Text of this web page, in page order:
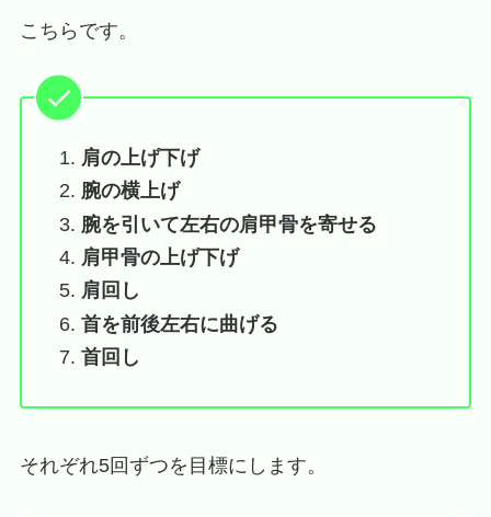
こちらです。
肩の上げ下げ
腕の横上げ
腕を引いて左右の肩甲骨を寄せる
肩甲骨の上げ下げ
肩回し
首を前後左右に曲げる
首回し
それぞれ5回ずつを目標にします。